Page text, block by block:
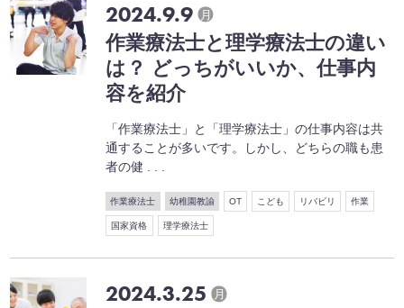
2024.9.9 月
作業療法士と理学療法士の違い
は？ どっちがいいか、仕事内
容を紹介
「作業療法士」と「理学療法士」の仕事内容は共
通することが多いです。しかし、どちらの職も患
者の健 . . .
作業療法士 幼稚園教諭 OT こども リバビリ 作業
国家資格 理学療法士
2024.3.25 月